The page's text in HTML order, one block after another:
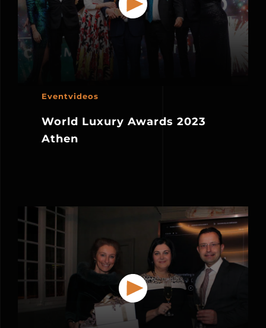
Eventvideos
World Luxury Awards 2023
Athen